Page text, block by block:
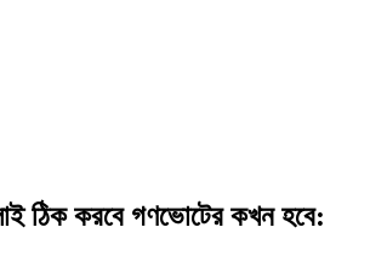
ঠিক করবে গণভোটের কখন হবে: